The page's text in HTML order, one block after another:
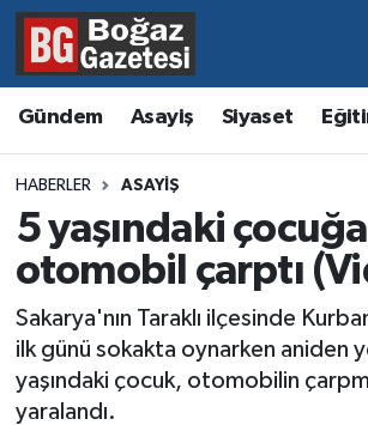
Gündem Asayiş Siyaset
HABERLER ASAYIŞ
5 yaşındaki çocuğa
otomobil çarptı
Sakarya'nın Taraklı ilçesinde
ilk günü sokakta oynarken aniden
yaşındaki çocuk, otomobilin
yaralandı.
Asayiş
Eğitim
Gündem
Kültür ve Sanat
Magazin
Hava Durumu
Trafik Durumu
Süper Lig Puan Durumu ve
Tüm Manşetler
Son Dakika Haberleri
Haber Arşivi